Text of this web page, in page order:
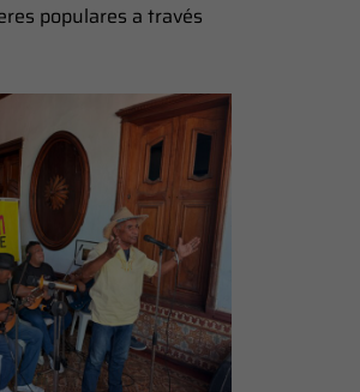
populares a través